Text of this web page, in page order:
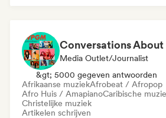
Media Outlet/Journalist
&gt; 5000 gegeven antwoorden
Afrikaanse muziekAfrobeat / Afropop
Afro Huis / AmapianoCaribische
Christelijke muziek
Artikelen schrijven